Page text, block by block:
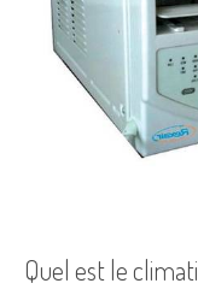
Quel est le